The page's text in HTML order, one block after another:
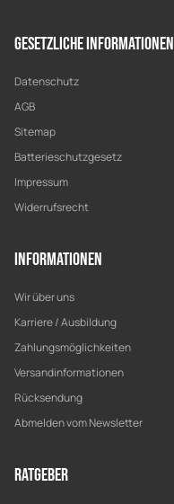
Gesetzliche Informationen
Datenschutz
AGB
Sitemap
Batterieschutzgesetz
Impressum
Widerrufsrecht
Informationen
Wir über uns
Karriere / Ausbildung
Zahlungsmöglichkeiten
Versandinformationen
Rücksendung
Abmelden vom Newsletter
Ratgeber